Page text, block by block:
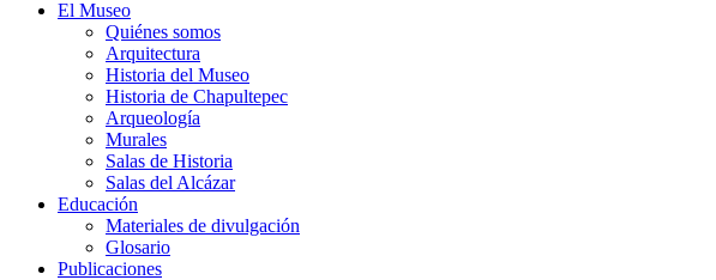
El Museo
Quiénes somos
Arquitectura
Historia del Museo
Historia de Chapultepec
Arqueología
Murales
Salas de Historia
Salas del Alcázar
Educación
Materiales de divulgación
Glosario
Publicaciones